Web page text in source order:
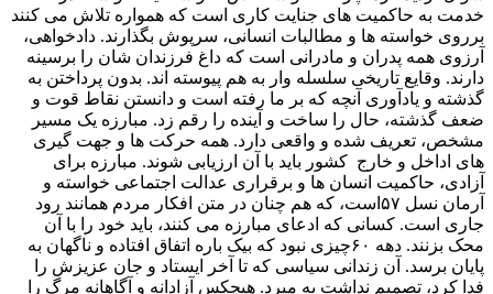
خدمت به حاکمیت های جنایت کاری است که همواره تلاش می کنند
برروی خواسته ها و مطالبات انسانی، سرپوش بگذارند. دادخواهی،
آرزوی همه پدران و مادرانی است که داغ فرزندان شان را برسینه
دارند. وقایع تاریخی سلسله وار به هم پیوسته اند. بدون پرداختن به
گذشته و یادآوری آنچه که بر ما رفته است و دانستن نقاط قوت و
ضعف گذشته، حال را ساخت و آینده را رقم زد. مبارزه یک مسیر
مشخص، تعریف شده و واقعی دارد. همه حرکت ها و جهت گیری
های اداخل و خارج کشور باید با آن ارزیابی شوند. مبارزه برای
آزادی، حاکمیت انسان ها و برقراری عدالت اجتماعی خواسته و
آرمان نسل ۵۷است، که هم چنان در متن افکار مردم همانند رود
جاری است. کسانی که ادعای مبارزه می کنند، باید خود را با آن
محک بزنند. دهه ۶۰چیزی نبود که بیک باره اتفاق افتاده و ناگهان به
پایان برسد. آن زندانی سیاسی که تا آخر ایستاد و جان عزیزش را
فدا کرد، تصمیم نداشت به میرد. هیچکس آزادانه و آگاهانه مرگ را